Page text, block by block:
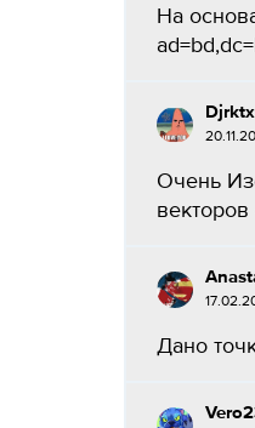
На
Очень
векторов
Дано